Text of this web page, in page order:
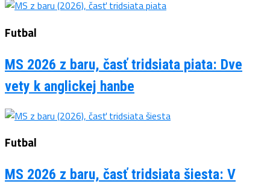
Futbal
MS 2026 z baru, časť tridsiata piata: Dve
vety k anglickej hanbe
Futbal
MS 2026 z baru, časť tridsiata šiesta: V